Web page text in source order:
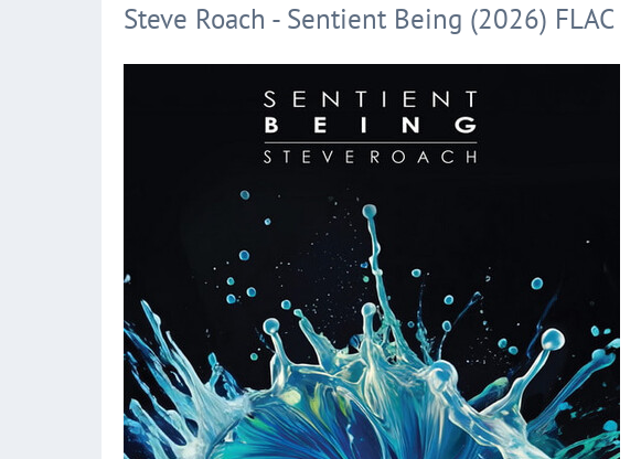
Steve Roach - Sentient Being (2026) FLAC